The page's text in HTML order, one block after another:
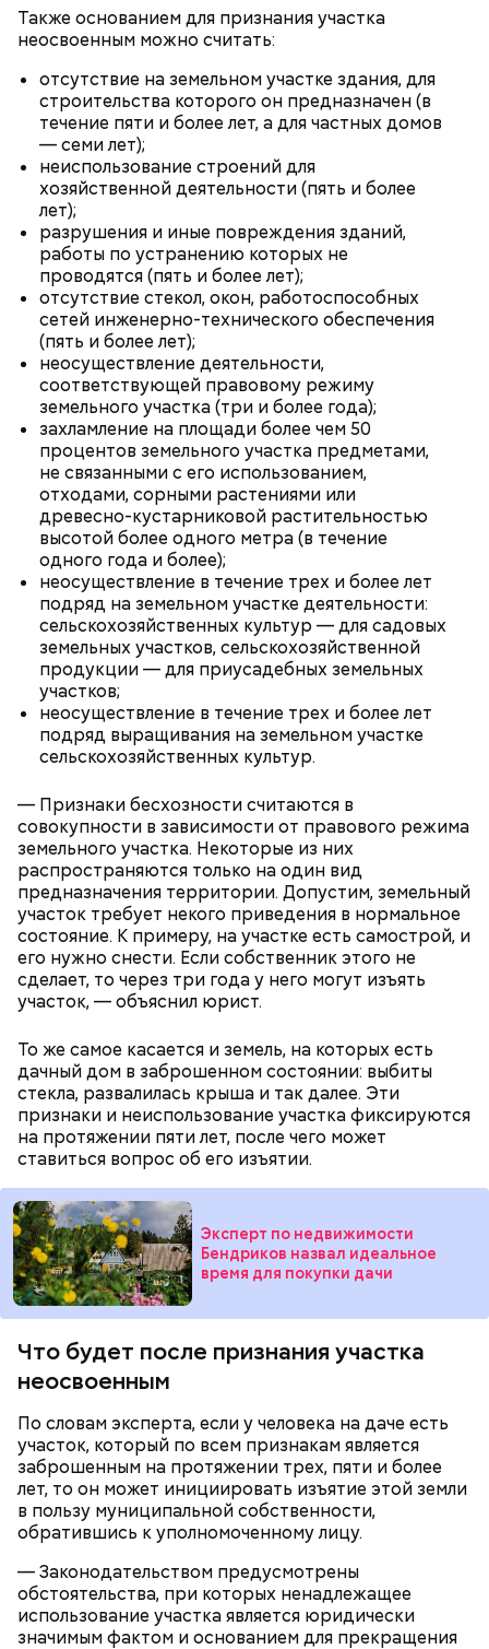
Также основанием для признания участка
неосвоенным можно считать:
отсутствие на земельном участке здания, для
строительства которого он предназначен (в
течение пяти и более лет, а для частных домов
— семи лет);
неиспользование строений для
хозяйственной деятельности (пять и более
лет);
разрушения и иные повреждения зданий,
работы по устранению которых не
проводятся (пять и более лет);
отсутствие стекол, окон, работоспособных
сетей инженерно-технического обеспечения
(пять и более лет);
неосуществление деятельности,
соответствующей правовому режиму
земельного участка (три и более года);
захламление на площади более чем 50
процентов земельного участка предметами,
не связанными с его использованием,
отходами, сорными растениями или
древесно-кустарниковой растительностью
высотой более одного метра (в течение
одного года и более);
неосуществление в течение трех и более лет
подряд на земельном участке деятельности:
сельскохозяйственных культур — для садовых
земельных участков, сельскохозяйственной
продукции — для приусадебных земельных
участков;
неосуществление в течение трех и более лет
подряд выращивания на земельном участке
сельскохозяйственных культур.
— Признаки бесхозности считаются в
совокупности в зависимости от правового режима
земельного участка. Некоторые из них
распространяются только на один вид
предназначения территории. Допустим, земельный
участок требует некого приведения в нормальное
состояние. К примеру, на участке есть самострой, и
его нужно снести. Если собственник этого не
сделает, то через три года у него могут изъять
участок, — объяснил юрист.
То же самое касается и земель, на которых есть
дачный дом в заброшенном состоянии: выбиты
стекла, развалилась крыша и так далее. Эти
признаки и неиспользование участка фиксируются
на протяжении пяти лет, после чего может
ставиться вопрос об его изъятии.
Эксперт по недвижимости
Бендриков назвал идеальное
время для покупки дачи
Что будет после признания участка
неосвоенным
По словам эксперта, если у человека на даче есть
участок, который по всем признакам является
заброшенным на протяжении трех, пяти и более
лет, то он может инициировать изъятие этой земли
в пользу муниципальной собственности,
обратившись к уполномоченному лицу.
— Законодательством предусмотрены
обстоятельства, при которых ненадлежащее
использование участка является юридически
значимым фактом и основанием для прекращения
брынза;
растительное масло;
помидоры черри либо грунтовые.
(это можно сделать на специальной терке),
похожими на спагетти, и уложить в противень.
Дальше нужно добавить немного растительного
масла, соль, а сверху бросить хаотично
порезанную брынзу. Затем добавляются помидоры
черри или грунтовые, — рассказал шеф-повар.
Противень ставится в духовку, разогретую до 180–
190 градусов. Спагетти из кабачка нужно запекать
25–30 минут.
Уберут отеки и улучшат зрение:
диетолог Соломатина рассказала
о пользе кабачков
Кабачки, тушеные с курицей
Ингредиенты:
Как приготовить домашний
майонез: три простых рецепта
Эндокринолог Куликова
объяснила, в чем заключается
польза сезонных овощей и
фруктов
— Там может содержаться огромное количество
нитратов, которое вызовет головокружение,
гипоксию и ухудшение физического состояния, —
предостерегла Соломатина.
именно там скапливаются нитраты. И важно
тщательно ее мыть, чтобы не отравиться, добавила
собеседница «ВМ».
Как выбрать дыню
Фото: Shutterstock
При выборе дыни эксперт посоветовала
ориентироваться на запах: